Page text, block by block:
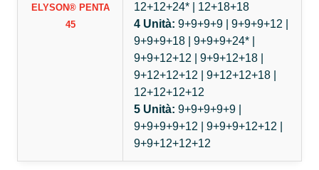
ELYSON® PENTA
45
12+12+24* | 12+18+18
4 Unità: 9+9+9+9 | 9+9+9+12 |
9+9+9+18 | 9+9+9+24* |
9+9+12+12 | 9+9+12+18 |
9+12+12+12 | 9+12+12+18 |
12+12+12+12
5 Unità: 9+9+9+9+9 |
9+9+9+9+12 | 9+9+9+12+12 |
9+9+12+12+12